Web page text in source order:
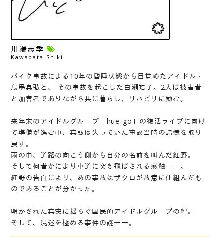
川端志季
Kawabata Shiki
バイク事故による10年の昏睡状態から目覚めたアイドル・
烏墨真弘と、 その事故を起こした白瀬皓子。2人は被害者
と加害者でありながら共に暮らし、リハビリに励む。
来年末のアイドルグループ「hue-go」の復活ライブに向け
て準備が進む中、真弘は失っていた事故当時の記憶を取り
戻す。
雨の中、道路の向こう側から自分の名前を叫んだ紅野。
そして何者かにより車道に突き飛ばされる感触――。
紅野の告白により、あの事故はザクロが故意に仕組んだも
のであることが分かった。
明かされた真実に揺らぐ国民的アイドルグループの絆。
そして、混迷を極める事件の謎――。